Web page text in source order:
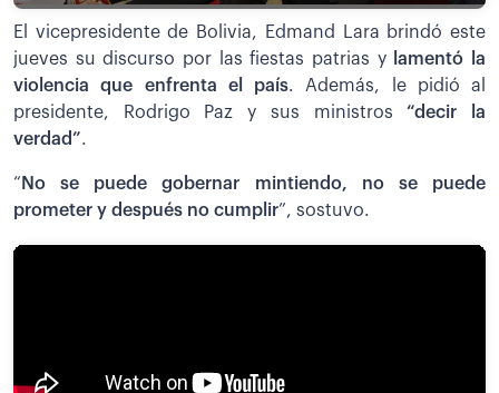
El vicepresidente de Bolivia, Edmand Lara brindó este
jueves su discurso por las fiestas patrias y
lamentó la
violencia que enfrenta el país. Además, le pidió al
presidente, Rodrigo Paz y sus ministros“decir la
verdad”.
“ No se puede gobernar mintiendo, no se puede
prometer y después no cumplir”, sostuvo.